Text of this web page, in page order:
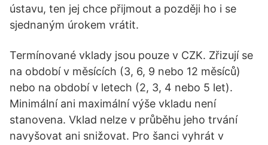
ústavu, ten jej chce přijmout a později ho i se
sjednaným úrokem vrátit.
Termínované vklady jsou pouze v CZK. Zřizují se
na období v měsících (3, 6, 9 nebo 12 měsíců)
nebo na období v letech (2, 3, 4 nebo 5 let).
Minimální ani maximální výše vkladu není
stanovena. Vklad nelze v průběhu jeho trvání
navyšovat ani snižovat. Pro šanci vyhrát v